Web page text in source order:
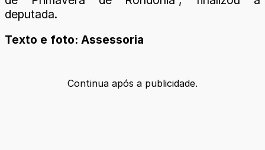
deputada.
Texto e foto: Assessoria
Continua após a publicidade.